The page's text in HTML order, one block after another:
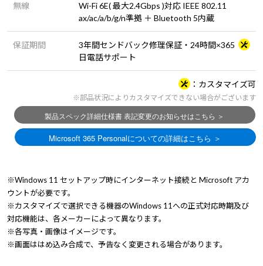
無線
Wi-Fi 6E( 最大2.4Gbps )対応 IEEE 802.11
ax/ac/a/b/g/n準拠 ＋ Bluetooth 5内蔵
保証期間
3年間センドバック修理保証・24時間×365
日電話サポート
カスタマイズ可
※部品状況によりカスタマイズできない場合がございます
※Windows 11 セットアップ時にインターネット接続と Microsoft アカ
ウントが必要です。
※カスタマイズで選択できる機器のWindows 11への正式対応時期及び
対応機能は、各メーカーによって異なります。
※各写真・画像はイメージです。
※画面ははめ込み合成で、予告なく変更される場合があります。